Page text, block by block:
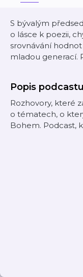
S bývalým
o lásce k poezii,
srovnávání
mladou generací.
Popis podcastu
Rozhovory, které
o tématech, o
Bohem. Podcast,